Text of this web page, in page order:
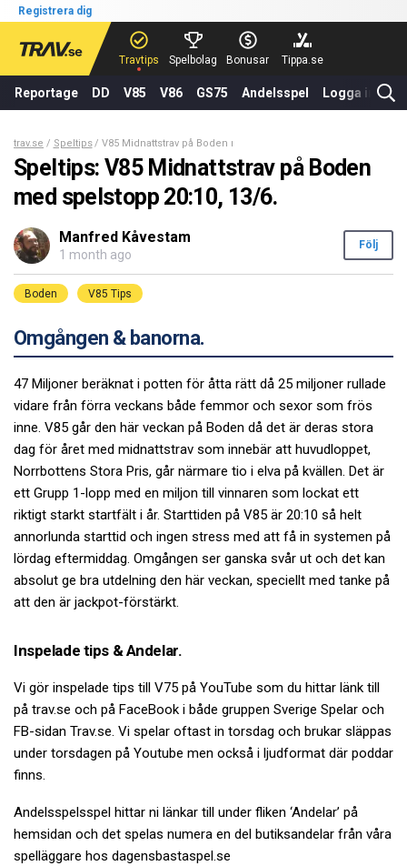
Registrera dig
Travtips Spelbolag Bonusar Tippa.se
Reportage DD V85 V86 GS75 Andelsspel Logga in
trav.se Speltips V85 Midnattstrav på Boden med spelstopp 20:10, 13/6.
Speltips: V85 Midnattstrav på Boden
med spelstopp 20:10, 13/6.
Manfred Kåvestam
1 month ago
Följ
Boden V85 Tips
Omgången & banorna.
47 Miljoner beräknat i potten för åtta rätt då 25 miljoner rullade
vidare från förra veckans både femmor och sexor som frös
inne. V85 går den här veckan på Boden då det är deras stora
dag för året med midnattstrav som innebär att huvudloppet,
Norrbottens Stora Pris, går närmare tio i elva på kvällen. Det är
ett Grupp 1-lopp med en miljon till vinnaren som lockat ett
riktigt starkt startfält i år. Starttiden på V85 är 20:10 så helt
annorlunda starttid och ingen stress med att få in systemen på
lördag eftermiddag. Omgången ser ganska svår ut och det kan
absolut ge bra utdelning den här veckan, speciellt med tanke på
att den är jackpot-förstärkt.
Inspelade tips & Andelar.
Vi gör inspelade tips till V75 på YouTube som du hittar länk till
på trav.se och på FaceBook i både gruppen Sverige Spelar och
FB-sidan Trav.se. Vi spelar oftast in torsdag och brukar släppas
under torsdagen på Youtube men också i ljudformat där poddar
finns.
Andelsspelsspel hittar ni länkar till under fliken ‘Andelar’ på
hemsidan och det spelas numera en del butiksandelar från våra
spelläggare hos dagensbastaspel.se